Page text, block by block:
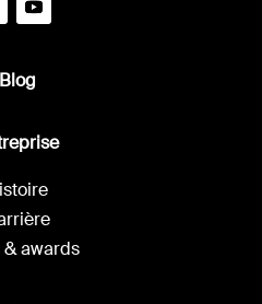
& awards
Blog